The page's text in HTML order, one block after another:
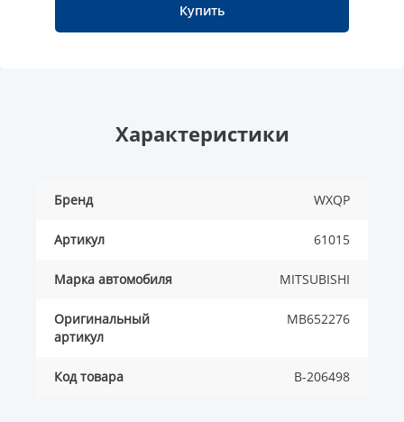
Купить
Характеристики
Бренд WXQP
Артикул 61015
Марка автомобиля MITSUBISHI
Оригинальный
артикул
MB652276
Код товара B-206498